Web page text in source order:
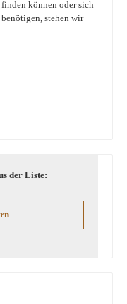
können oder sich
stehen wir
der Liste: